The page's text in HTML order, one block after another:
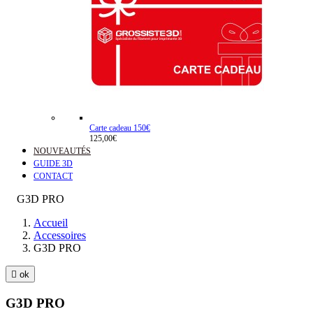
Carte cadeau 150€
125,00€
NOUVEAUTÉS
GUIDE 3D
CONTACT
G3D PRO
Accueil
Accessoires
G3D PRO
 ok
G3D PRO